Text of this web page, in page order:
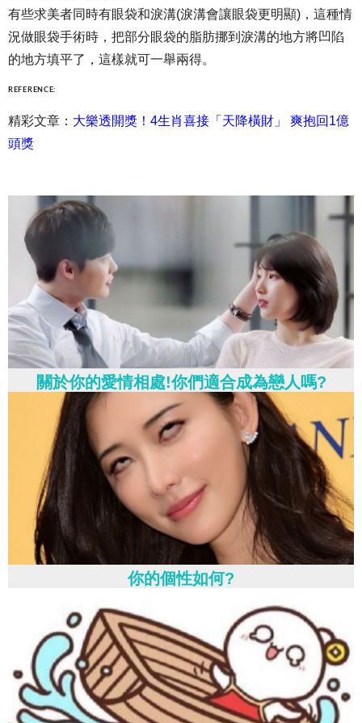
有些求美者同時有眼袋和淚溝(淚溝會讓眼袋更明顯)，這種情
況做眼袋手術時，把部分眼袋的脂肪挪到淚溝的地方將凹陷
的地方填平了，這樣就可一舉兩得。
REFERENCE:
精彩文章： 大樂透開獎！4生肖喜接「天降橫財」 爽抱回1億
頭獎
關於你的愛情相處!你們適合成為戀人嗎?
你的個性如何?